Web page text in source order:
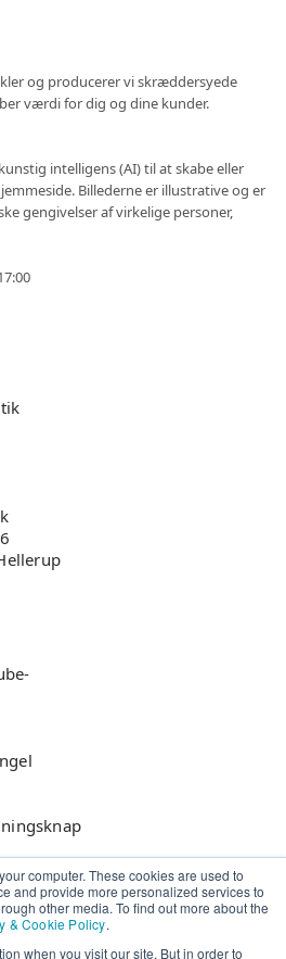
computer. These cookies are used to
and provide more personalized services to
other media. To find out more about the
& Cookie Policy.
when you visit our site. But in order to
og producerer vi skræddersyede
værdi for dig og dine kunder.
intelligens (AI) til at skabe eller
Billederne er illustrative og er
gengivelser af virkelige personer,